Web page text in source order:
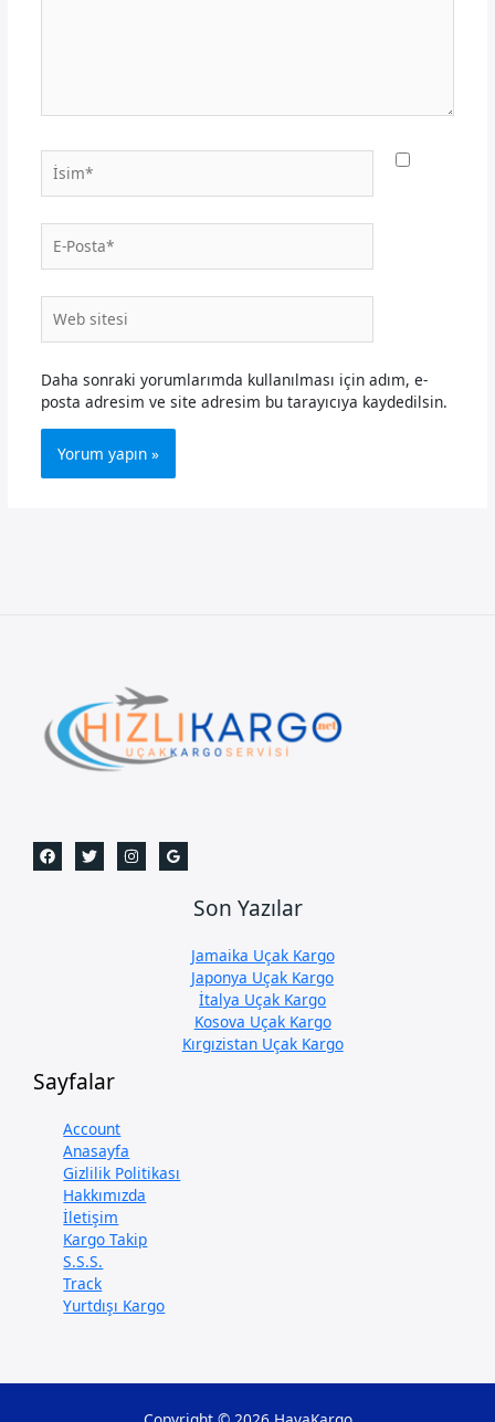
Posta*
sitesi
Daha sonraki yorumlarımda kullanılması için adım, e-
posta adresim ve site adresim bu tarayıcıya kaydedilsin.
Son Yazılar
Jamaika Uçak Kargo
Japonya Uçak Kargo
İtalya Uçak Kargo
Kosova Uçak Kargo
Kırgızistan Uçak Kargo
Sayfalar
Account
Anasayfa
Gizlilik Politikası
Hakkımızda
İletişim
Kargo Takip
S.S.S.
Track
Yurtdışı Kargo